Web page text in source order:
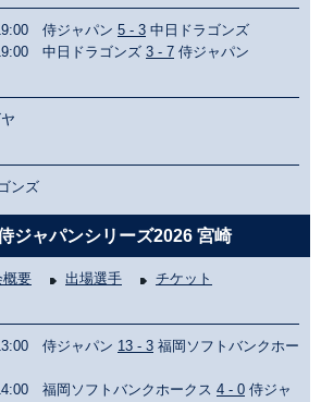
侍ジャパン 5 - 3 中日ドラゴンズ
中日ドラゴンズ 3 - 7 侍ジャパン
ンズ
ジャパンシリーズ2026 宮崎
概要 出場選手 チケット
侍ジャパン 13 - 3 福岡ソフトバンクホー
福岡ソフトバンクホークス 4 - 0 侍ジャ